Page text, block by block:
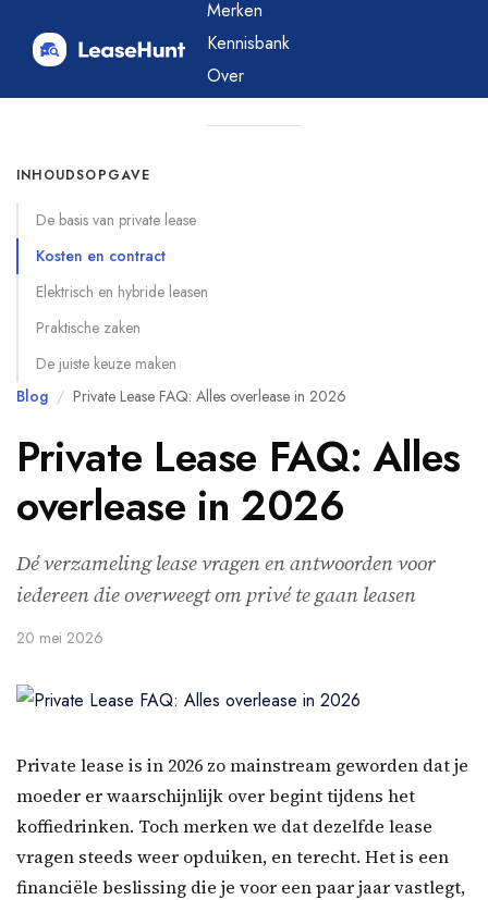
Merken
Kennisbank
Over
INHOUDSOPGAVE
De basis van private lease
Kosten en contract
Elektrisch en hybride leasen
Praktische zaken
De juiste keuze maken
Blog / Private Lease FAQ: Alles overlease in 2026
Private Lease FAQ: Alles
overlease in 2026
Dé verzameling lease vragen en antwoorden voor
iedereen die overweegt om privé te gaan leasen
20 mei 2026
Private lease is in 2026 zo mainstream geworden dat je
moeder er waarschijnlijk over begint tijdens het
koffiedrinken. Toch merken we dat dezelfde lease
vragen steeds weer opduiken, en terecht. Het is een
financiële beslissing die je voor een paar jaar vastlegt,